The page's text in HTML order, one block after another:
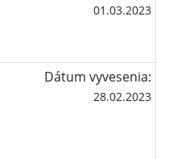
01.03.2023
Dátum vyvesenia:
28.02.2023